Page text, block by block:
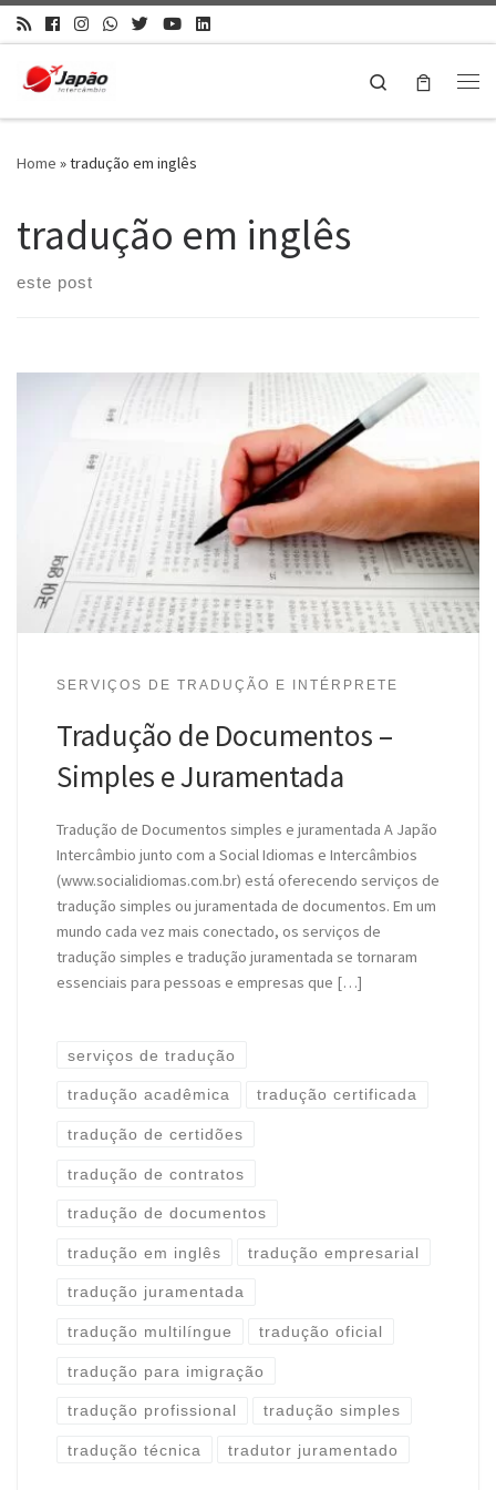
Search
Home »tradução em inglês
tradução em inglês
este post
SERVIÇOS DE TRADUÇÃO E INTÉRPRETE
Tradução de Documentos –
Simples e Juramentada
Tradução de Documentos simples e juramentada A Japão
Intercâmbio junto com a Social Idiomas e Intercâmbios
(www.socialidiomas.com.br) está oferecendo serviços de
tradução simples ou juramentada de documentos. Em um
mundo cada vez mais conectado, os serviços de
tradução simples e tradução juramentada se tornaram
essenciais para pessoas e empresas que […]
serviços de tradução
tradução acadêmica tradução certificada
tradução de certidões
tradução de contratos
tradução de documentos
tradução em inglês tradução empresarial
tradução juramentada
tradução multilíngue tradução oficial
tradução para imigração
tradução profissional tradução simples
tradução técnica tradutor juramentado